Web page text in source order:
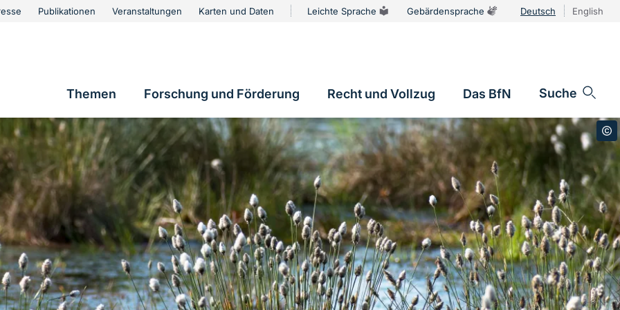
Publikationen Veranstaltungen Karten und Daten Leichte Sprache Gebärdensprache Deutsch English
Hauptnavigation
Themen Forschung und Förderung Recht und Vollzug Das BfN Suche